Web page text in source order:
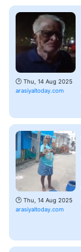
🕑 Thu, 14 Aug 2025
arasiyaltoday.com
🕑 Thu, 14 Aug 2025
arasiyaltoday.com